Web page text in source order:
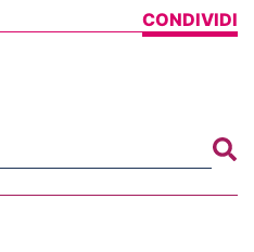
CONDIVIDI